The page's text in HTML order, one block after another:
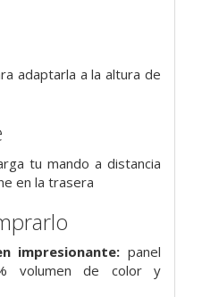
adaptarla a la altura de
tu mando a distancia
en la trasera
impresionante: panel
volumen de color y